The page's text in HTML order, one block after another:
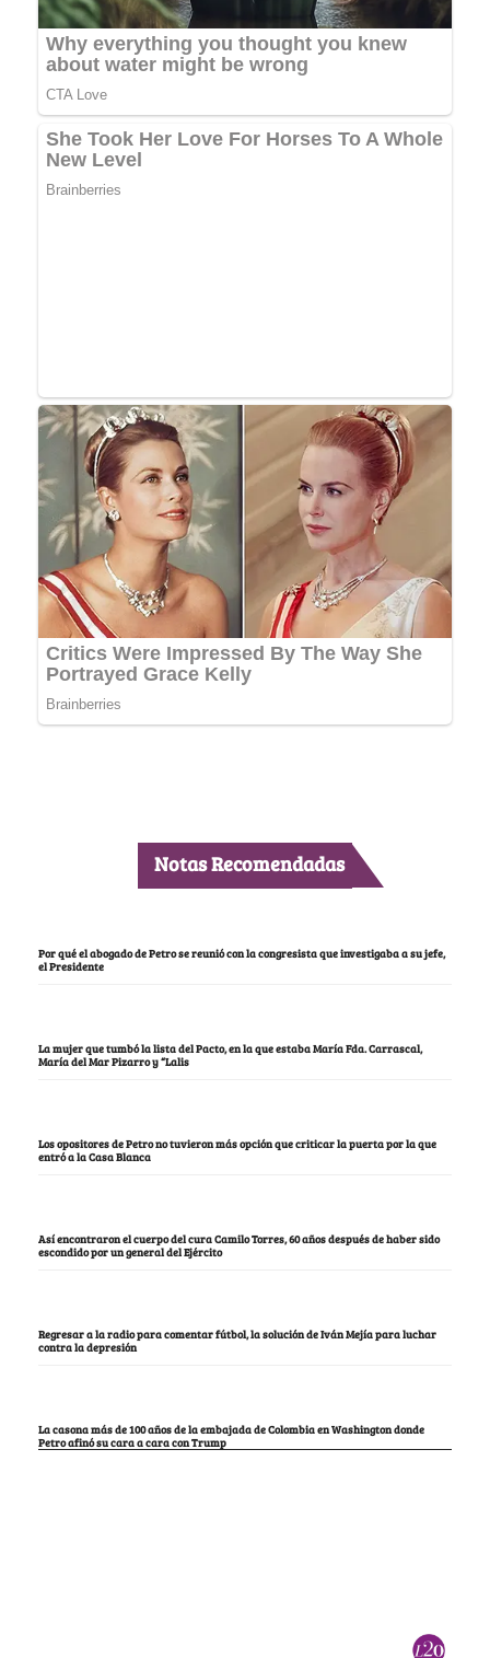
Notas Recomendadas
Por qué el abogado de Petro se reunió con la congresista que investigaba a su jefe,
el Presidente
La mujer que tumbó la lista del Pacto, en la que estaba María Fda. Carrascal,
María del Mar Pizarro y “Lalis
Los opositores de Petro no tuvieron más opción que criticar la puerta por la que
entró a la Casa Blanca
Así encontraron el cuerpo del cura Camilo Torres, 60 años después de haber sido
escondido por un general del Ejército
Regresar a la radio para comentar fútbol, la solución de Iván Mejía para luchar
contra la depresión
La casona más de 100 años de la embajada de Colombia en Washington donde
Petro afinó su cara a cara con Trump